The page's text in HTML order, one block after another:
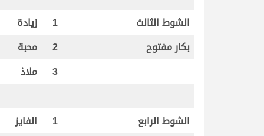
الشوط الثالث 1 زيادة
بكار مفتوح
2 محبة
3
ملاذ
الشوط الرابع 1 الفايز